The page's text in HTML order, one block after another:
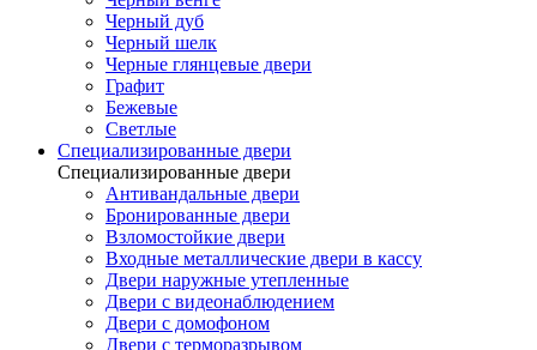
Черный дуб
Черный шелк
Черные глянцевые двери
Графит
Бежевые
Светлые
Специализированные двери
Специализированные двери
Антивандальные двери
Бронированные двери
Взломостойкие двери
Входные металлические двери в кассу
Двери наружные утепленные
Двери с видеонаблюдением
Двери с домофоном
Двери с терморазрывом